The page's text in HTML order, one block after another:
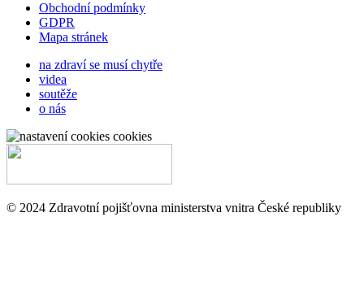
Obchodní podmínky
GDPR
Mapa stránek
na zdraví se musí chytře
videa
soutěže
o nás
cookies
© 2024 Zdravotní pojišťovna ministerstva vnitra České republiky